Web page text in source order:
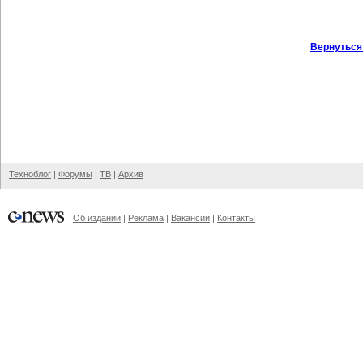
Техноблог | Форумы | ТВ | Архив
Об издании | Реклама | Вакансии | Контакты